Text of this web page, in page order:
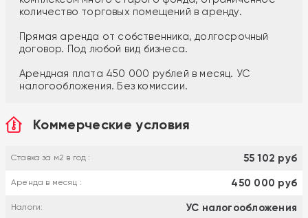
количество торговых помещений в аренду.
Прямая аренда от собственника, долгосрочный
договор. Под любой вид бизнеса.
Арендная плата 450 000 рублей в месяц. УС
налогообложения. Без комиссии.
Коммерческие условия
Ставка за м2 в год : 55 102 руб
Аренда в месяц : 450 000 руб
Налоги: УС налогообложения